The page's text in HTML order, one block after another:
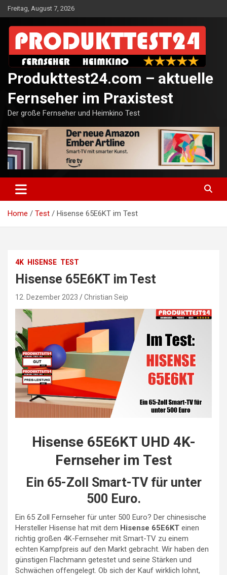
Skip
to
content
Freitag, August 7, 2026
Produkttest24.com – aktuelle
Fernseher im Praxistest
Der große Fernseher und Heimkino Test
Home Test Hisense 65E6KT im Test
4K HISENSE TEST
Hisense 65E6KT im Test
12. Dezember 2023 Christian Seip
Hisense 65E6KT UHD 4K-
Fernseher im Test
Ein 65-Zoll Smart-TV für unter
500 Euro.
Ein 65 Zoll Fernseher für unter 500 Euro? Der chinesische
Hersteller Hisense hat mit dem Hisense 65E6KT einen
richtig großen 4K-Fernseher mit Smart-TV zu einem
echten Kampfpreis auf den Markt gebracht. Wir haben den
günstigen Flachmann getestet und seine Stärken und
Schwächen offengelegt. Ob sich der Kauf wirklich lohnt,